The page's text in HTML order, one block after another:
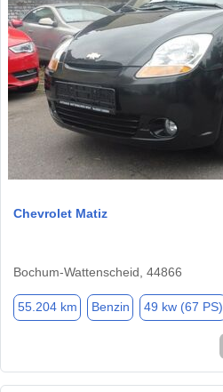
Chevrolet Matiz
Bochum-Wattenscheid, 44866
55.204 km Benzin 49 kw (67 PS)